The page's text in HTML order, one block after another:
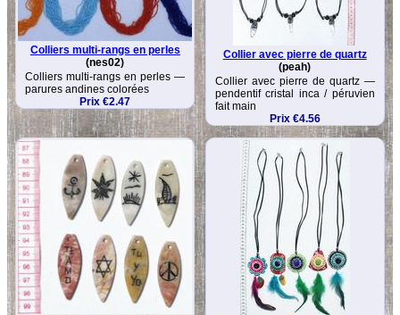
Colliers multi-rangs en perles
(nes02)
Colliers multi-rangs en perles —
parures andines colorées
Prix €2.47
Collier avec pierre de quartz
(peah)
Collier avec pierre de quartz —
pendentif cristal inca / péruvien
fait main
Prix €4.56